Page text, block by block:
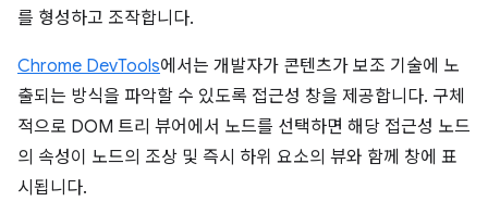
를 형성하고 조작합니다.
Chrome DevTools에서는 개발자가 콘텐츠가 보조 기술에 노
출되는 방식을 파악할 수 있도록 접근성 창을 제공합니다. 구체
적으로 DOM 트리 뷰어에서 노드를 선택하면 해당 접근성 노드
의 속성이 노드의 조상 및 즉시 하위 요소의 뷰와 함께 창에 표
시됩니다.